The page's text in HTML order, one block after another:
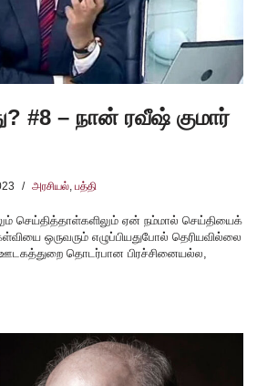
#8 – நான் ரவீஷ் குமார்
அரசியல் பத்தி
செய்தித்தாள்களிலும் ஏன் நம்மால் செய்தியைக்
ஒருவரும் எழுப்பியதுபோல் தெரியவில்லை
ஊடகத்துறை தொடர்பான பிரச்சினையல்ல,